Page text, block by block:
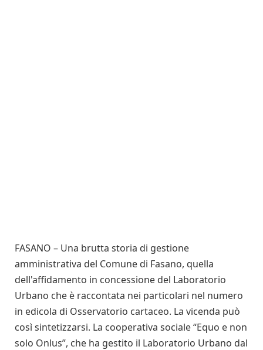
FASANO – Una brutta storia di gestione
amministrativa del Comune di Fasano, quella
dell'affidamento in concessione del Laboratorio
Urbano che è raccontata nei particolari nel numero
in edicola di Osservatorio cartaceo. La vicenda può
così sintetizzarsi. La cooperativa sociale “Equo e non
solo Onlus”, che ha gestito il Laboratorio Urbano dal